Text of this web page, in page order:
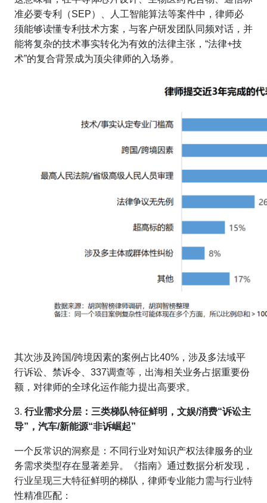
准必要专利（SEP）、人工智能算法等案件中，律师必
须能够读懂专利技术方案，与客户研发团队同频对话，并
能将复杂的技术事实转化为有效的法律主张，“法律+技
术”的复合背景成为顶尖律师的入场券。
其次涉及跨国/跨境因素的案例占比40%，涉及多法域平
行诉讼、禁诉令、337调查等，出海相关业务占据重要份
额，对律师的全球化运作能力提出高要求。
3. 行业需求分层： 三类梯队特征鲜明， 文娱/消费“诉讼主
导”，汽车/新能源“非诉崛起”
一个反常识的洞察是：不同行业对知识产权法律服务的业
务需求类型存在显著差异。《指南》通过数据分析发现，
行业呈现三大特征鲜明的梯队，律师专业能力需与行业特
性精准匹配：